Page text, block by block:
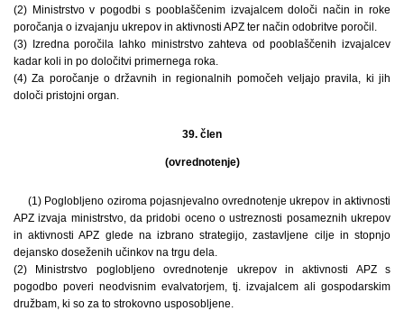
(2) Ministrstvo v pogodbi s pooblaščenim izvajalcem določi način in roke
poročanja o izvajanju ukrepov in aktivnosti APZ ter način odobritve poročil.
(3) Izredna poročila lahko ministrstvo zahteva od pooblaščenih izvajalcev
kadar koli in po določitvi primernega roka.
(4) Za poročanje o državnih in regionalnih pomočeh veljajo pravila, ki jih
določi pristojni organ.
39. člen
(ovrednotenje)
(1) Poglobljeno oziroma pojasnjevalno ovrednotenje ukrepov in aktivnosti
APZ izvaja ministrstvo, da pridobi oceno o ustreznosti posameznih ukrepov
in aktivnosti APZ glede na izbrano strategijo, zastavljene cilje in stopnjo
dejansko doseženih učinkov na trgu dela.
(2) Ministrstvo poglobljeno ovrednotenje ukrepov in aktivnosti APZ s
pogodbo poveri neodvisnim evalvatorjem, tj. izvajalcem ali gospodarskim
družbam, ki so za to strokovno usposobljene.